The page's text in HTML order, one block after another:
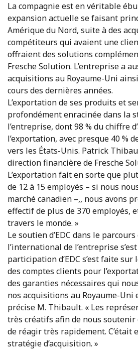
La compagnie est en véritable
expansion actuelle se faisant
Amérique du Nord, suite à des
compétiteurs qui avaient une
offraient des solutions
Fresche Solution. L’entreprise a
acquisitions au Royaume-Uni
cours des dernières années.
L’exportation de ses produits et
profondément enracinée dans la
l’entreprise, dont 98 % du chiffre
l’exportation, avec presque 40 %
vers les États-Unis. Patrick
direction financière de Fresche
L’exportation fait en sorte que
de 12 à 15 employés – si nous
marché canadien –,, nous avons
effectif de plus de 370 employés,
travers le monde. »
Le soutien d’EDC dans le parcours
l’international de l’entreprise
participation d’EDC s’est faite
des comptes clients pour
des garanties nécessaires qui
nos acquisitions au Royaume-Uni
précise M. Thibault. « Les
très créatifs afin de nous
de réagir très rapidement. C’était
stratégie d’acquisition. »